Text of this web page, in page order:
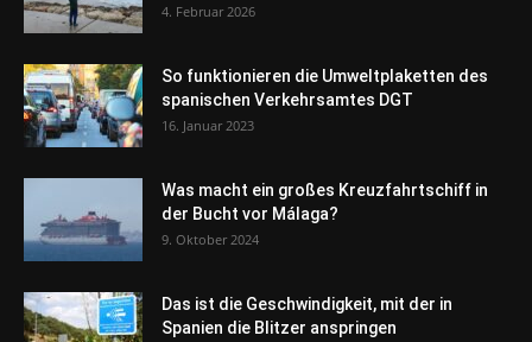
4. Februar 2026
So funktionieren die Umweltplaketten des
spanischen Verkehrsamtes DGT
16. Januar 2023
Was macht ein großes Kreuzfahrtschiff in
der Bucht vor Málaga?
9. Oktober 2024
Das ist die Geschwindigkeit, mit der in
Spanien die Blitzer anspringen